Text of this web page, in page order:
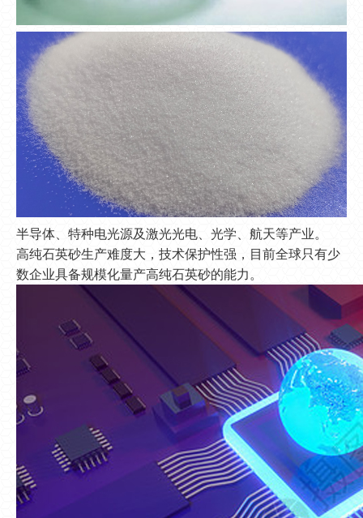
半导体、特种电光源及激光光电、光学、航天等产业。
高纯石英砂生产难度大，技术保护性强，目前全球只有少
数企业具备规模化量产高纯石英砂的能力。